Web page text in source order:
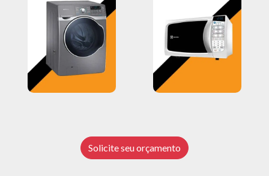
Solicite seu orçamento